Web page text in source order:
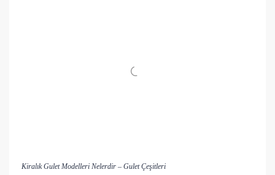
Kiralık Gulet Modelleri Nelerdir – Gulet Çeşitleri